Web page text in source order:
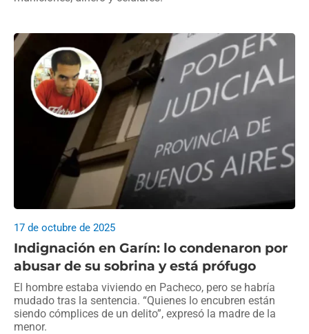
Indignación en Garín: lo condenaron por
abusar de su sobrina y está prófugo
17 de octubre de 2025
El hombre estaba viviendo en Pacheco, pero se habría
mudado tras la sentencia. “Quienes lo encubren están
siendo cómplices de un delito”, expresó la madre de la
menor.